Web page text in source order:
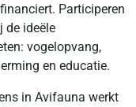
Participeren
de ideële
vogelopvang,
en educatie.
in Avifauna werkt